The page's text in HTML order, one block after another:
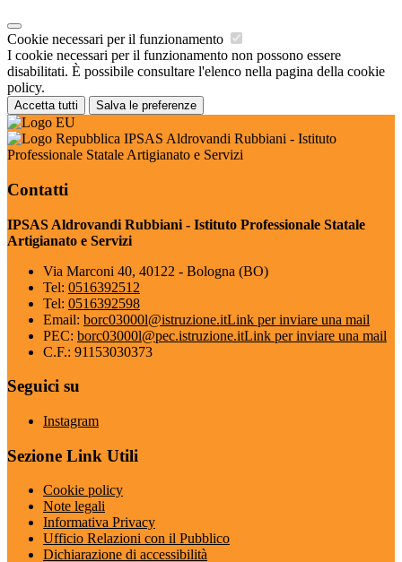
Cookie necessari per il funzionamento
I cookie necessari per il funzionamento non possono essere
disabilitati. È possibile consultare l'elenco nella pagina della cookie
policy.
Accetta tutti Salva le preferenze
IPSAS Aldrovandi Rubbiani - Istituto
Professionale Statale Artigianato e Servizi
Contatti
IPSAS Aldrovandi Rubbiani - Istituto Professionale Statale
Artigianato e Servizi
Via Marconi 40, 40122 - Bologna (BO)
Tel: 0516392512
Tel: 0516392598
Email: borc03000l@istruzione.itLink per inviare una mail
PEC: borc03000l@pec.istruzione.itLink per inviare una mail
C.F.: 91153030373
Seguici su
Instagram
Sezione Link Utili
Cookie policy
Note legali
Informativa Privacy
Ufficio Relazioni con il Pubblico
Dichiarazione di accessibilità